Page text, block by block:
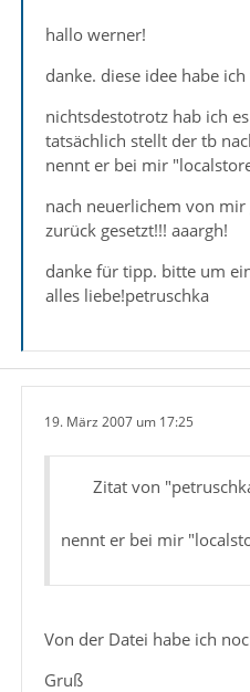
hallo werner!
danke. diese idee habe
nichtsdestotrotz hab ich
tatsächlich stellt der tb
nennt er bei mir
nach neuerlichem von
zurück gesetzt!!! aaargh!
danke für tipp. bitte um
alles liebe!petruschka
19. März 2007 um 17:25
Zitat von
nennt er bei mir
Von der Datei habe ich
Gruß